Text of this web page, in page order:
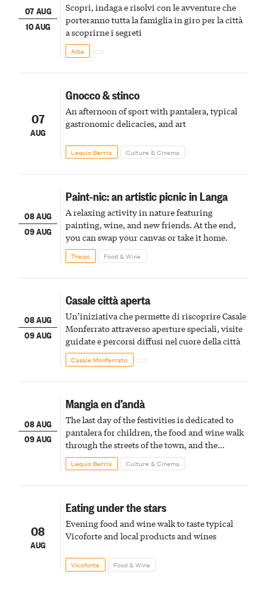
07 AUG
10 AUG
Scopri, indaga e risolvi con le avventure che
porteranno tutta la famiglia in giro per la città
a scoprirne i segreti
Alba
07
AUG
Gnocco & stinco
An afternoon of sport with pantalera, typical
gastronomic delicacies, and art
Lequio Berria Culture & Cinema
08 AUG
09 AUG
Paint-nic: an artistic picnic in Langa
A relaxing activity in nature featuring
painting, wine, and new friends. At the end,
you can swap your canvas or take it home.
Treiso Food & Wine
08 AUG
09 AUG
Casale città aperta
Un’iniziativa che permette di riscoprire Casale
Monferrato attraverso aperture speciali, visite
guidate e percorsi diffusi nel cuore della città
Casale Monferrato
08 AUG
09 AUG
Mangia en d’andà
The last day of the festivities is dedicated to
pantalera for children, the food and wine walk
through the streets of the town, and the
fireworks finale
Lequio Berria Culture & Cinema
08
AUG
Eating under the stars
Evening food and wine walk to taste typical
Vicoforte and local products and wines
Vicoforte Food & Wine